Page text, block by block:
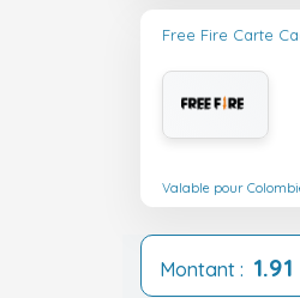
Free Fire Carte
Valable pour
Montant : 1.91